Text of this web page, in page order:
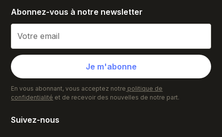
Abonnez-vous à notre newsletter
En vous abonnant, vous acceptez notre politique de
confidentialité et de recevoir des nouvelles de notre part.
Suivez-nous